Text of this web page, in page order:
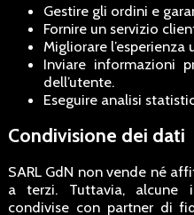
Gestire gli ordini e
Fornire un servizio
Migliorare l’esperienza
Inviare informazioni
dell’utente.
Eseguire analisi
Condivisione dei dati
SARL GdN non vende né
a terzi. Tuttavia, alcune
condivise con partner di